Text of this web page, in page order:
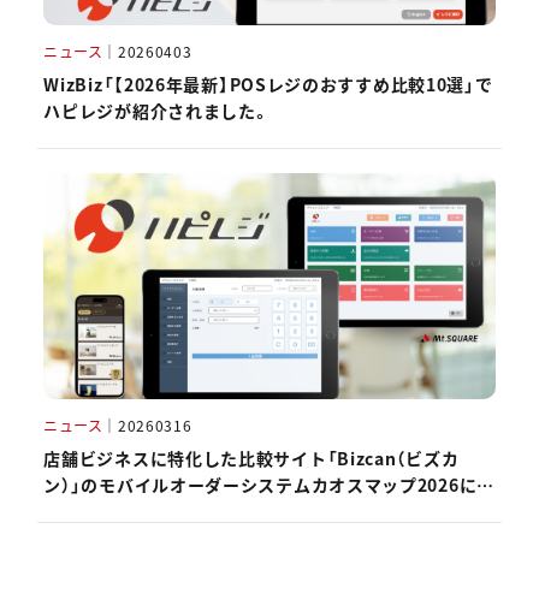
ニュース ｜ 20260403
WizBiz「【2026年最新】POSレジのおすすめ比較10選」で
ハピレジが紹介されました。
ニュース ｜ 20260316
店舗ビジネスに特化した比較サイト「Bizcan（ビズカ
ン）」のモバイルオーダーシステムカオスマップ2026にハ